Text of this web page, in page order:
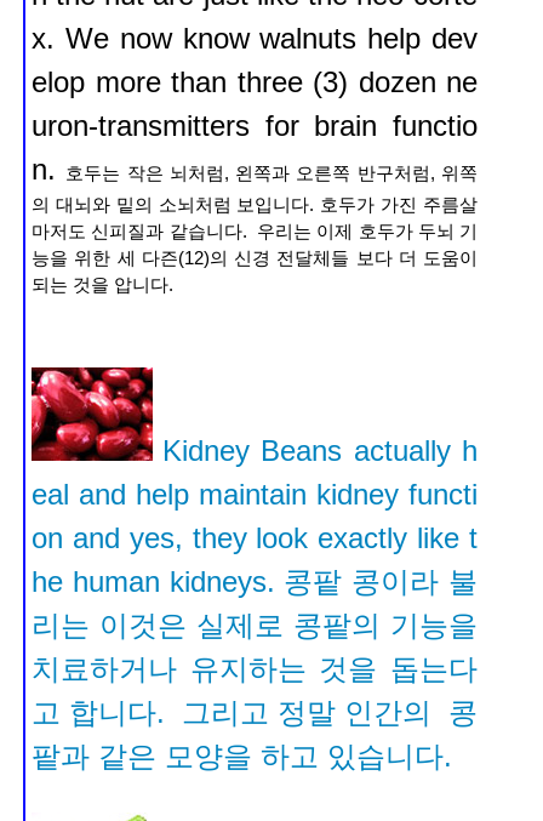
x. We now know walnuts help dev
elop more than three (3) dozen ne
uron-transmitters for brain functio
n.
호두는 작은 뇌처럼, 왼쪽과 오른쪽 반구처럼, 위쪽
의 대뇌와 밑의 소뇌처럼 보입니다. 호두가 가진 주름살
마저도 신피질과 같습니다. 우리는 이제 호두가 두뇌 기
능을 위한 세 다즌(12)의 신경 전달체들 보다 더 도움이
되는 것을 압니다.
Kidney Beans actually h
eal and help maintain kidney functi
on and yes, they look exactly like t
he human kidneys. 콩팥 콩이라 불
리는 이것은 실제로 콩팥의 기능을
치료하거나 유지하는 것을 돕는다
고 합니다.
그리고 정말 인간의 콩
팥과 같은 모양을 하고 있습니다.